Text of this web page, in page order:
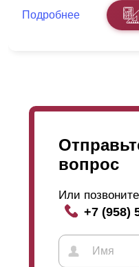
Подробнее
вопрос
Или позвоните
+7 (958)